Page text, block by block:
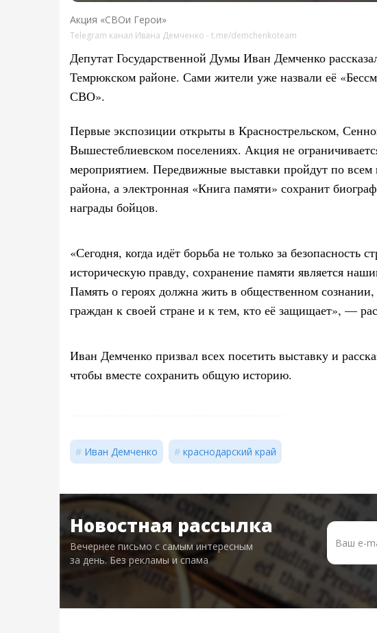
Акция «СВОи Герои»
Telegram канал Ивана Демченко - t.me/demchenkoteam
Депутат Государственной Думы Иван Демченко
Темрюкском районе. Сами жители уже назвали её
СВО».
Первые экспозиции открыты в Краснострельском,
Вышестеблиевском поселениях. Акция не
мероприятием. Передвижные выставки пройдут по всем
района, а электронная «Книга памяти» сохранит
награды бойцов.
«Сегодня, когда идёт борьба не только за безопасность
историческую правду, сохранение памяти является
Память о героях должна жить в общественном
граждан к своей стране и к тем, кто её защищает», —
Иван Демченко призвал всех посетить выставку и
чтобы вместе сохранить общую историю.
Иван Демченко краснодарский край
Новостная рассылка
Вечернее письмо с самым интересным
за день. Без рекламы и спама